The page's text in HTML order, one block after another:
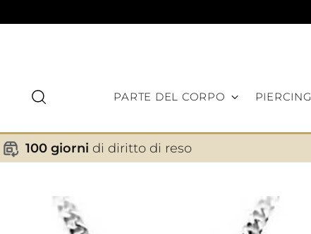
PARTE DEL CORPO PIERCING
100 giorni di diritto di reso